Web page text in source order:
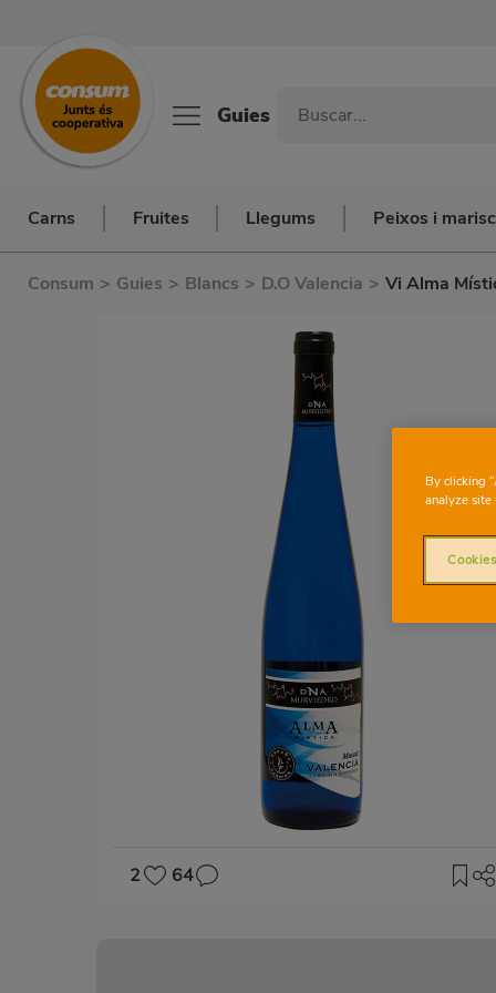
Guies
Carns Fruites Llegums Peixos i
Consum > Guies > Blancs > D.O Valencia > Vi Alma
2 64
By clicking
analyze site